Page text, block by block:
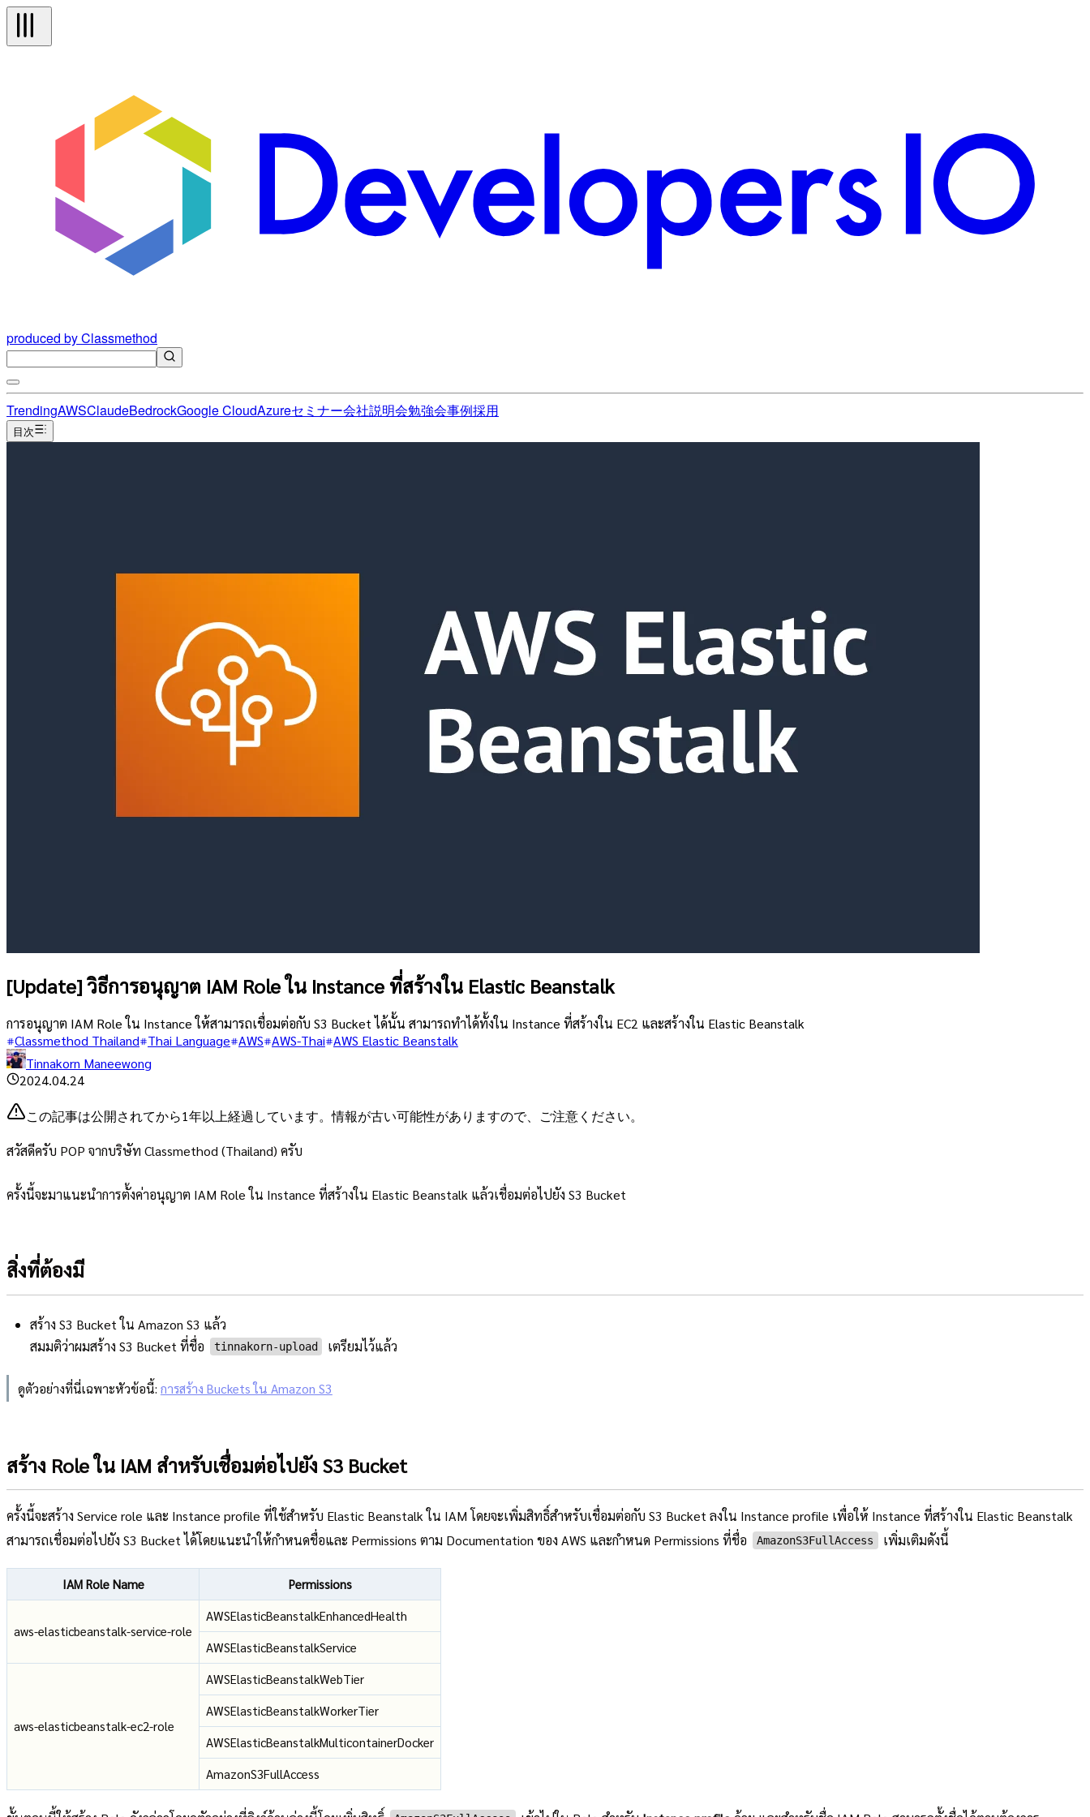
produced by Classmethod
TrendingAWSClaudeBedrockGoogle CloudAzureセミナー会社説明会勉強会事例採用
目次
[Update] วิธีการอนุญาต IAM Role ใน Instance ที่สร้างใน Elastic Beanstalk
การอนุญาต IAM Role ใน Instance ให้สามารถเชื่อมต่อกับ S3 Bucket ได้นั้น สามารถทำได้ทั้งใน Instance ที่สร้างใน EC2 และสร้างใน Elastic Beanstalk
Classmethod Thailand Thai Language AWS AWS-Thai AWS Elastic Beanstalk
Tinnakorn Maneewong
2024.04.24
この記事は公開されてから1年以上経過しています。情報が古い可能性がありますので、ご注意ください。
สวัสดีครับ POP จากบริษัท Classmethod (Thailand) ครับ
ครั้งนี้จะมาแนะนำการตั้งค่าอนุญาต IAM Role ใน Instance ที่สร้างใน Elastic Beanstalk แล้วเชื่อมต่อไปยัง S3 Bucket
สิ่งที่ต้องมี
สร้าง S3 Bucket ใน Amazon S3 แล้ว
สมมติว่าผมสร้าง S3 Bucket ที่ชื่อ
tinnakorn-upload เตรียมไว้แล้ว
ดูตัวอย่างที่นี่เฉพาะหัวข้อนี้: การสร้าง Buckets ใน Amazon S3
สร้าง Role ใน IAM สำหรับเชื่อมต่อไปยัง S3 Bucket
ครั้งนี้จะสร้าง Service role และ Instance profile ที่ใช้สำหรับ Elastic Beanstalk ใน IAM โดยจะเพิ่มสิทธิ์สำหรับเชื่อมต่อกับ S3 Bucket ลงใน Instance profile เพื่อให้ Instance ที่สร้างใน Elastic Beanstalk
สามารถเชื่อมต่อไปยัง S3 Bucket ได้โดยแนะนำให้กำหนดชื่อและ Permissions ตาม Documentation ของ AWS และกำหนด Permissions ที่ชื่อ
AmazonS3FullAccess เพิ่มเติมดังนี้
IAM Role Name Permissions
aws-elasticbeanstalk-service-role
AWSElasticBeanstalkEnhancedHealth
AWSElasticBeanstalkService
aws-elasticbeanstalk-ec2-role
AWSElasticBeanstalkWebTier
AWSElasticBeanstalkWorkerTier
AWSElasticBeanstalkMulticontainerDocker
AmazonS3FullAccess